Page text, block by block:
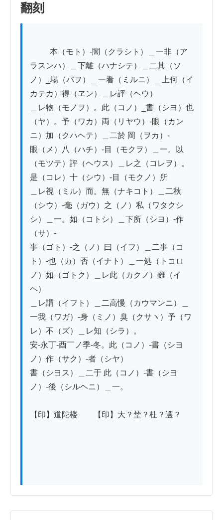
翻刻
ラスンハ）＿下離（ハナシテ）＿二其（ソ
ノ）_場（バヲ）＿一看（ミルニ）＿上何（イ
カテカ）得（ヱン）＿レ評（ヘウ）
＿レ物（モノヲ）。此（コノ）_書（シヨ）也
（ヤ）。予（ワカ）両（リヤウ）-眼（カン
ニ）加（クハヘテ）＿二於 岡（ヲカ）-
眼（メ）八（ハチ）-目（モクヲ）＿一。以
（モツテ）評（ヘウス）＿レ之（コレヲ）。
是（コレ）十（シウ）-目（モクノ）所
＿レ視（ミル）而。無（ナキコト）＿二秋
（シウ）-毫（ガウ）之（ノ）私（ワタクシ
シ）＿一。如（コトシ）＿下所（シヨ）-作
（サ）-
事（ゴト）-之（ノ）曰（イフ）＿二事（コ
ト）-也（カ）否（イナト）＿一処（トコロ
ノ）如（ゴトク）＿レ此（カクノ）雖（イ
ヘ）
＿レ謂（イフト）＿二高慢（カウマンニ）＿
一我（ワガ）-身（ミノ）臭（クサヽ）予（ワ
レ）不（ズ）＿レ知（シラ）。
安-永丁-酉￣ノ季-冬。此（コノ）-書（シヨ
ノ）作（サク）-者（シヤ）
書（シヨス）＿二于 此（コノ）-書（シヨ
ノ）-後（シルヘニ）＿一。
【印】道陀楼　　【印】大？埜？杜？選？